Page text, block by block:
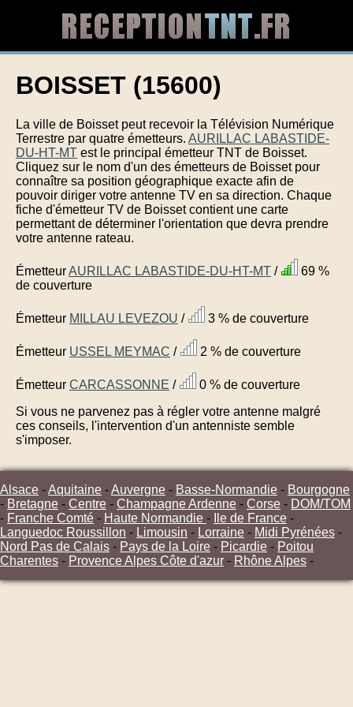
BOISSET (15600)
La ville de Boisset peut recevoir la Télévision Numérique
Terrestre par quatre émetteurs. AURILLAC LABASTIDE-
DU-HT-MT est le principal émetteur TNT de Boisset.
Cliquez sur le nom d'un des émetteurs de Boisset pour
connaître sa position géographique exacte afin de
pouvoir diriger votre antenne TV en sa direction. Chaque
fiche d'émetteur TV de Boisset contient une carte
permettant de déterminer l'orientation que devra prendre
votre antenne rateau.
ÉmetteurAURILLAC LABASTIDE-DU-HT-MT /
69 %
de couverture
Émetteur MILLAU LEVEZOU / 3 % de couverture
Émetteur USSEL MEYMAC / 2 % de couverture
Émetteur CARCASSONNE /
0 % de couverture
Si vous ne parvenez pas à régler votre antenne malgré
ces conseils, l'intervention d'un antenniste semble
s'imposer.
Alsace -Aquitaine -Auvergne - Basse-Normandie - Bourgogne
- Bretagne - Centre - Champagne Ardenne - Corse - DOM/TOM
- Franche Comté - Haute Normandie - Ile de France -
Languedoc Roussillon - Limousin - Lorraine - Midi Pyrénées -
Nord Pas de Calais - Pays de la Loire - Picardie - Poitou
Charentes - Provence Alpes Côte d'azur - Rhône Alpes -